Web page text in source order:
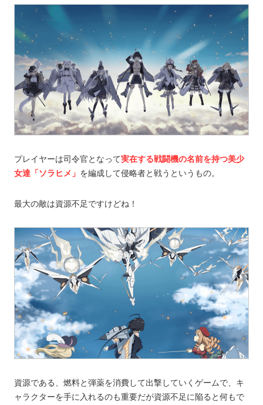
プレイヤーは司令官となって実在する戦闘機の名前を持つ美少
女達「ソラヒメ」 を編成して侵略者と戦うというもの。
最大の敵は資源不足ですけどね！
資源である、燃料と弾薬を消費して出撃していくゲームで、キ
ャラクターを手に入れるのも重要だが資源不足に陥ると何もで